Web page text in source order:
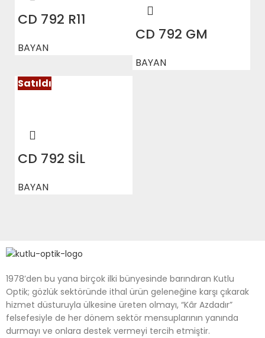
CD 792 R11
BAYAN
CD 792 GM
BAYAN
Satıldı
CD 792 SİL
BAYAN
1978’den bu yana birçok ilki bünyesinde barındıran Kutlu
Optik; gözlük sektöründe ithal ürün geleneğine karşı çıkarak
hizmet düsturuyla ülkesine üreten olmayı, “Kâr Azdadır”
felsefesiyle de her dönem sektör mensuplarının yanında
durmayı ve onlara destek vermeyi tercih etmiştir.